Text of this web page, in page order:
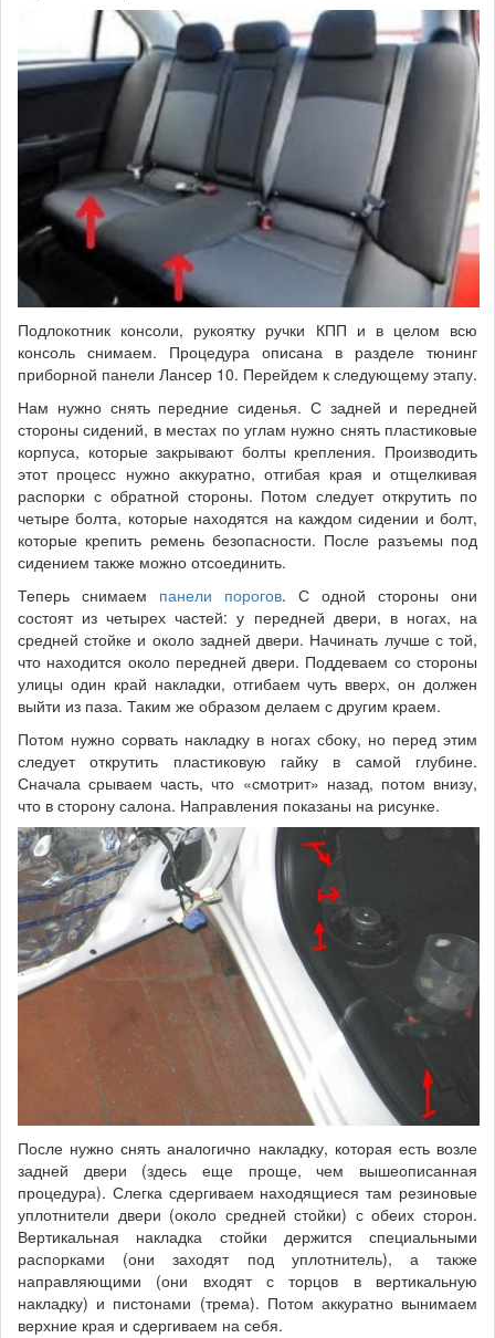
Подлокотник консоли, рукоятку ручки КПП и в целом всю
консоль снимаем. Процедура описана в разделе тюнинг
приборной панели Лансер 10. Перейдем к следующему этапу.
Нам нужно снять передние сиденья. С задней и передней
стороны сидений, в местах по углам нужно снять пластиковые
корпуса, которые закрывают болты крепления. Производить
этот процесс нужно аккуратно, отгибая края и отщелкивая
распорки с обратной стороны. Потом следует открутить по
четыре болта, которые находятся на каждом сидении и болт,
которые крепить ремень безопасности. После разъемы под
сидением также можно отсоединить.
Теперь снимаем панели порогов. С одной стороны они
состоят из четырех частей: у передней двери, в ногах, на
средней стойке и около задней двери. Начинать лучше с той,
что находится около передней двери. Поддеваем со стороны
улицы один край накладки, отгибаем чуть вверх, он должен
выйти из паза. Таким же образом делаем с другим краем.
Потом нужно сорвать накладку в ногах сбоку, но перед этим
следует открутить пластиковую гайку в самой глубине.
Сначала срываем часть, что «смотрит» назад, потом внизу,
что в сторону салона. Направления показаны на рисунке.
После нужно снять аналогично накладку, которая есть возле
задней двери (здесь еще проще, чем вышеописанная
процедура). Слегка сдергиваем находящиеся там резиновые
уплотнители двери (около средней стойки) с обеих сторон.
Вертикальная накладка стойки держится специальными
распорками (они заходят под уплотнитель), а также
направляющими (они входят с торцов в вертикальную
накладку) и пистонами (трема). Потом аккуратно вынимаем
верхние края и сдергиваем на себя.